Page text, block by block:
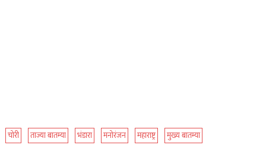
चोरी ताज्या बातम्या भंडारा मनोरंजन महाराष्ट्र
मुख्य बातम्या